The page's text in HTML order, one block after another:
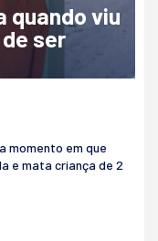
quando viu
ser
momento em que
e mata criança de 2